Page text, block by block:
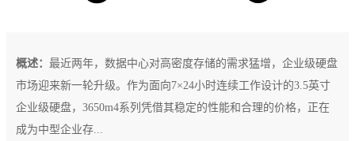
概述： 最近两年，数据中心对高密度存储的需求猛增，企业级硬盘
市场迎来新一轮升级。作为面向7×24小时连续工作设计的3.5英寸
企业级硬盘，3650m4系列凭借其稳定的性能和合理的价格，正在
成为中型企业存...